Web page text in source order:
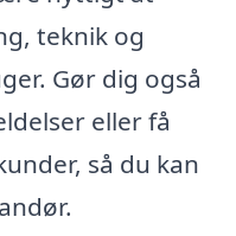
teknik og
Gør dig også
eller få
så du kan